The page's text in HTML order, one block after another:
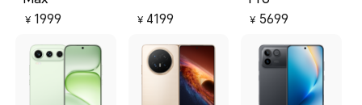
￥ 1999 ￥ 4199 ￥ 5699